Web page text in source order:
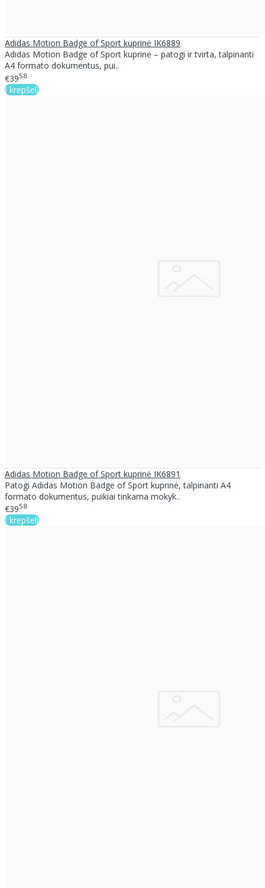
Adidas Motion Badge of Sport kuprinė IK6889
Adidas Motion Badge of Sport kuprinė – patogi ir tvirta, talpinanti
A4 formato dokumentus, pui..
€3958
Į krepšelį
Adidas Motion Badge of Sport kuprinė IK6891
Patogi Adidas Motion Badge of Sport kuprinė, talpinanti A4
formato dokumentus, puikiai tinkama mokyk..
€3958
Į krepšelį